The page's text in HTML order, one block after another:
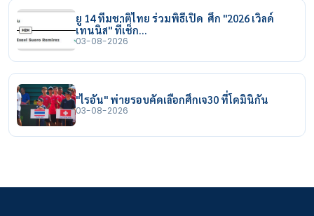
ยู 14 ทีมชาติไทย ร่วมพิธีเปิด ศึก "2026 เวิลด์
เทนนิส" ที่เช็ก…
03-08-2026
"ไรอัน" พ่ายรอบคัดเลือกศึกเจ30 ที่โดมินิกัน
03-08-2026